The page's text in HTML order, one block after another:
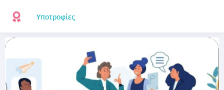
Υποτροφίες